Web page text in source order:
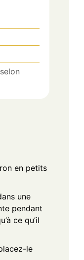
en petits
une
pendant
ce qu’il
le